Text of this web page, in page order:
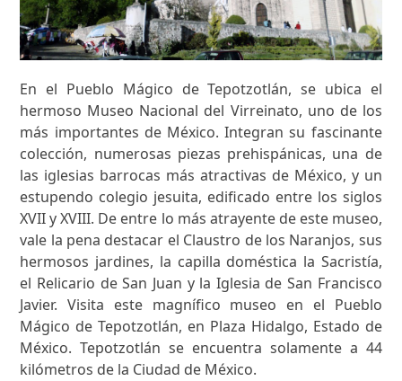
En el Pueblo Mágico de Tepotzotlán, se ubica el
hermoso Museo Nacional del Virreinato, uno de los
más importantes de México. Integran su fascinante
colección, numerosas piezas prehispánicas, una de
las iglesias barrocas más atractivas de México, y un
estupendo colegio jesuita, edificado entre los siglos
XVII y XVIII. De entre lo más atrayente de este museo,
vale la pena destacar el Claustro de los Naranjos, sus
hermosos jardines, la capilla doméstica la Sacristía,
el Relicario de San Juan y la Iglesia de San Francisco
Javier. Visita este magnífico museo en el Pueblo
Mágico de Tepotzotlán, en Plaza Hidalgo, Estado de
México. Tepotzotlán se encuentra solamente a 44
kilómetros de la Ciudad de México.